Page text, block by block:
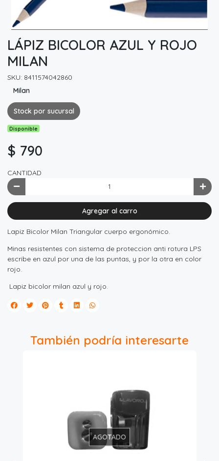
LÁPIZ BICOLOR AZUL Y ROJO
MILAN
SKU: 8411574042860
Milan
Stock por sucursal
Disponible
$ 790
CANTIDAD
Agregar al carro
Lapiz Bicolor Milan Triangular cuerpo ergonómico.
Minas resistentes con sistema de proteccion anti rotura LPS
escribe en azul por una de las puntas, y por la otra en color
rojo.
Lapiz bicolor milan azul y rojo.
También podría interesarte
AGOTADO